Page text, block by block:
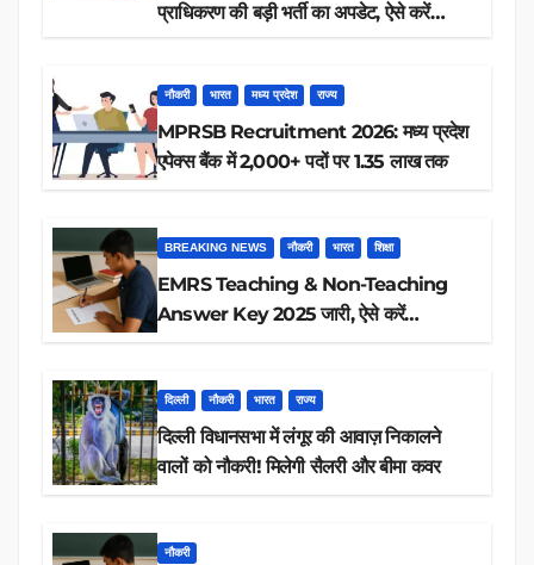
प्राधिकरण की बड़ी भर्ती का अपडेट, ऐसे करें
नौकरी भारत मध्य प्रदेश राज्य
MPRSB Recruitment 2026: मध्य प्रदेश
एपेक्स बैंक में 2,000+ पदों पर 1.35 लाख तक
BREAKING NEWS नौकरी भारत शिक्षा
EMRS Teaching & Non-Teaching
Answer Key 2025 जारी, ऐसे करें
दिल्ली नौकरी भारत राज्य
दिल्ली विधानसभा में लंगूर की आवाज़ निकालने
वालों को नौकरी! मिलेगी सैलरी और बीमा कवर
नौकरी